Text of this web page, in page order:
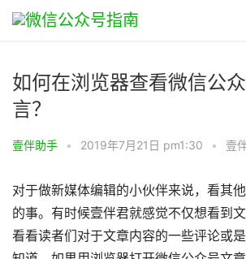
如何在浏览器查看微信公
言？
壹伴助手 • 2019年7月21日 pm1:30 • 壹
对于做新媒体编辑的小伙伴来说，看其
的事。有时候壹伴君就感觉不仅想看到
看看读者们对于文章内容的一些评论或